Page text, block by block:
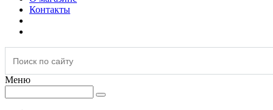
Контакты
Меню